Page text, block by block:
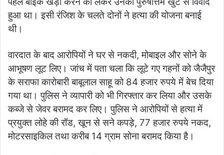
हुआ था। इसी रंजिश के चलते दोनों ने हत्या की योजना बनाई
थी।
वारदात के बाद आरोपियों ने घर से नकदी, मोबाइल और सोने के
आभूषण लूट लिए। जांच में पता चला कि लूटे गए गहनों को जैजैपुर
के सराफा कारोबारी बाबूलाल साहू को 84 हजार रुपये में बेच दिया
गया था। पुलिस ने व्यापारी को भी गिरफ्तार कर लिया और उसके
कब्जे से जेवर बरामद कर लिए। पुलिस ने आरोपियों से हत्या में
प्रयुक्त लोहे की रॉड, खून से सने कपड़े, 77 हजार रुपये नकद,
मोटरसाइकिल तथा करीब 14 ग्राम सोना बरामद किया है।